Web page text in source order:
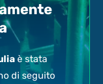
è stata
di seguito